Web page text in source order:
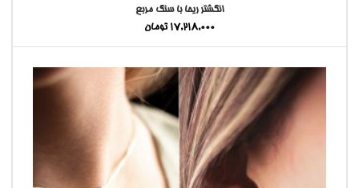
انگشتر ریحا با سنگ مربع
17,218,000 تومان